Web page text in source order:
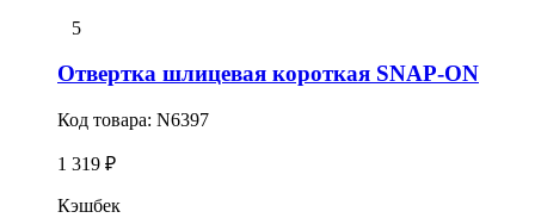
5
Отвеpтка шлицевая короткая SNAP-ON
Код товара: N6397
1 319 ₽
Кэшбек